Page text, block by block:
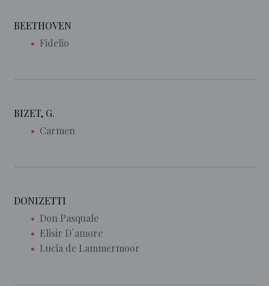
BEETHOVEN
Fidelio
BIZET, G.
Carmen
DONIZETTI
Don Pasquale
Elisir D´amore
Lucia de Lammermoor